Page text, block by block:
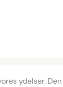
ydelser.